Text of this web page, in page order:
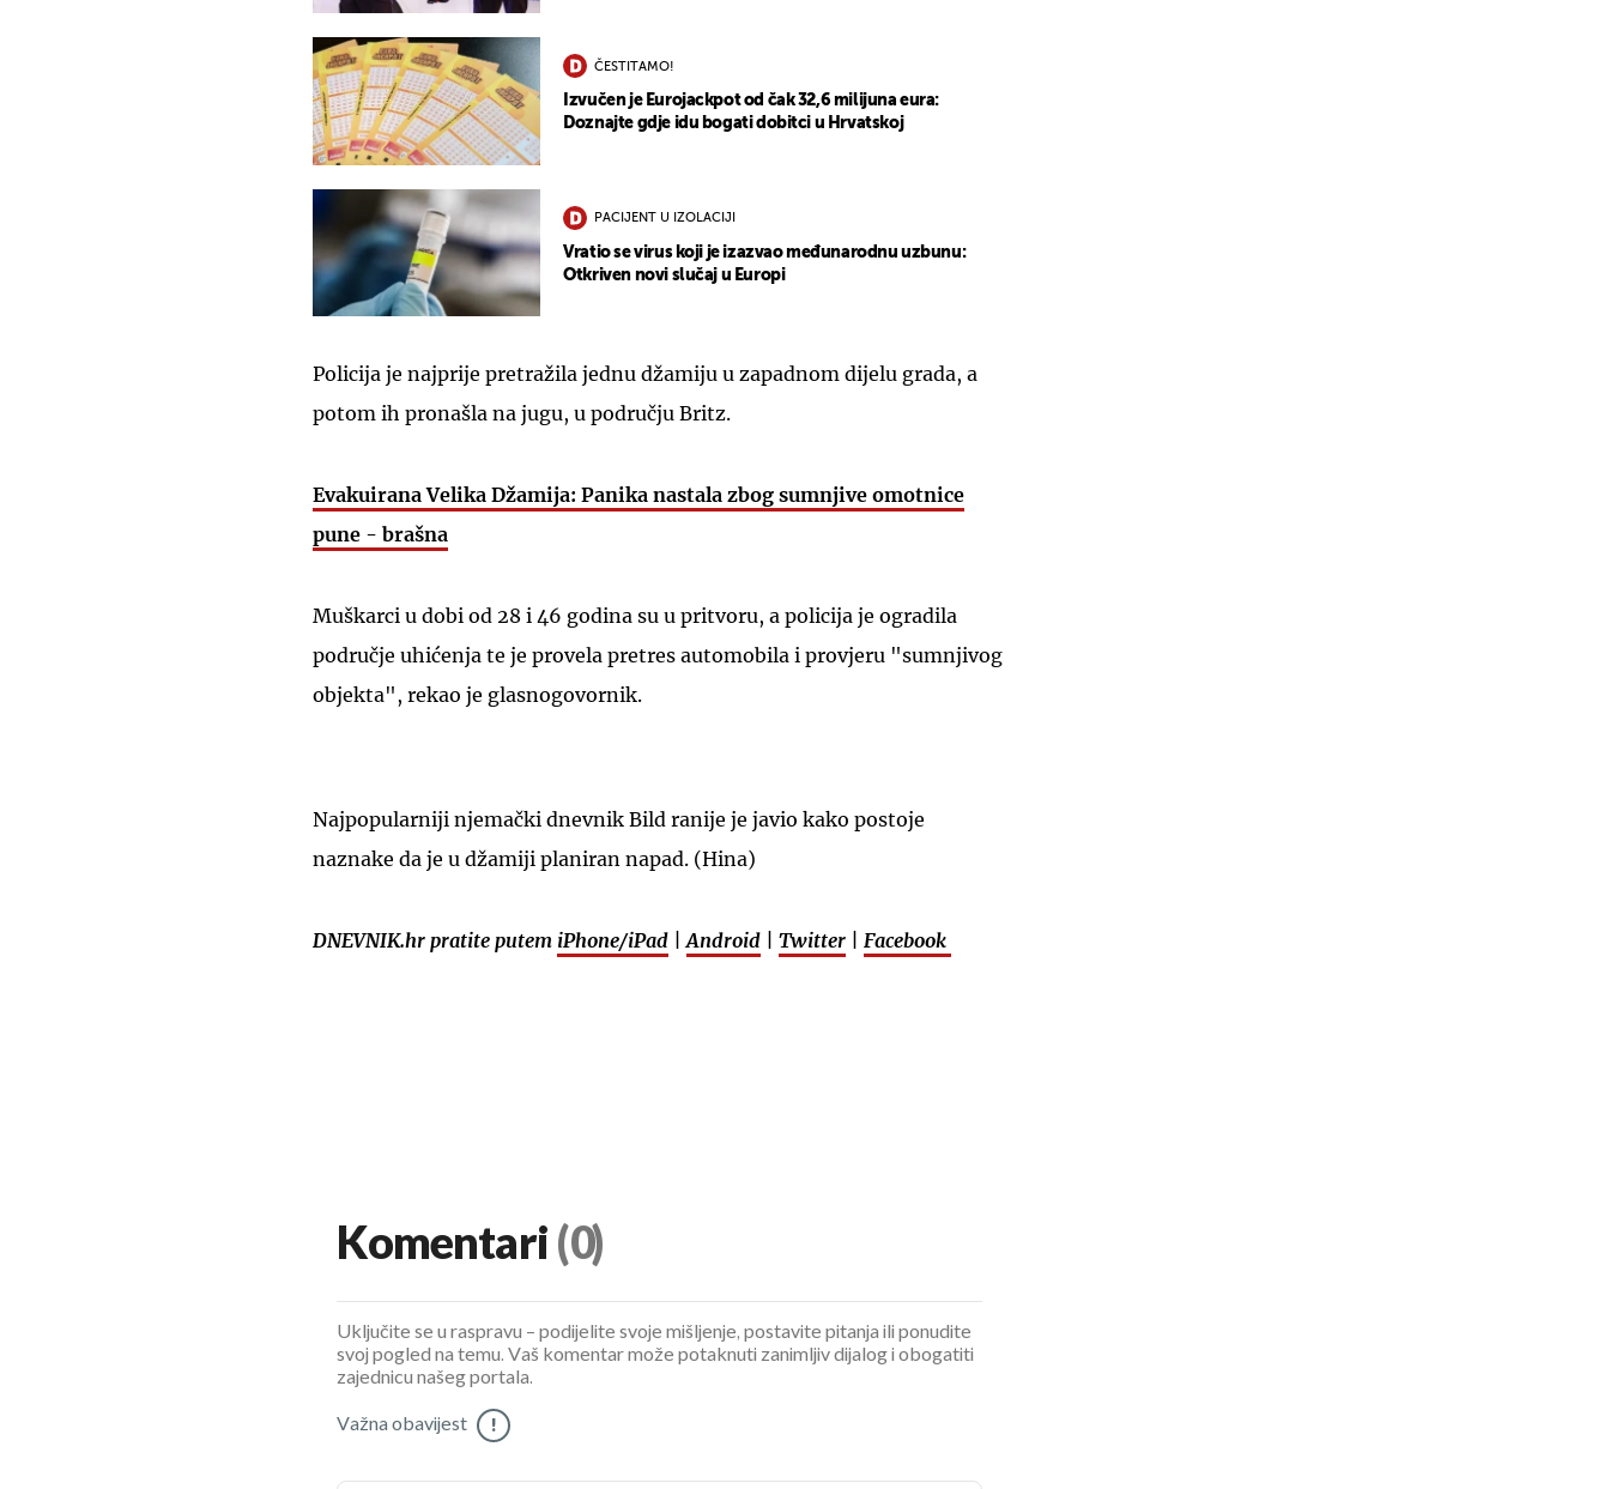
ČESTITAMO!
Izvučen je Eurojackpot od čak 32,6 milijuna eura:
Doznajte gdje idu bogati dobitci u Hrvatskoj
PACIJENT U IZOLACIJI
Vratio se virus koji je izazvao međunarodnu uzbunu:
Otkriven novi slučaj u Europi
Policija je najprije pretražila jednu džamiju u zapadnom dijelu grada, a
potom ih pronašla na jugu, u području Britz.
Evakuirana Velika Džamija: Panika nastala zbog sumnjive omotnice
pune - brašna
Muškarci u dobi od 28 i 46 godina su u pritvoru, a policija je ogradila
područje uhićenja te je provela pretres automobila i provjeru "sumnjivog
objekta", rekao je glasnogovornik.
Najpopularniji njemački dnevnik Bild ranije je javio kako postoje
naznake da je u džamiji planiran napad. (Hina)
DNEVNIK.hr pratite putem iPhone/iPad |Android Twitter Facebook
Komentari (0)
Uključite se u raspravu – podijelite svoje mišljenje, postavite pitanja ili ponudite
svoj pogled na temu. Vaš komentar može potaknuti zanimljiv dijalog i obogatiti
zajednicu našeg portala.
Važna obavijest !
UKLJUČITE NOTIFIKACIJE